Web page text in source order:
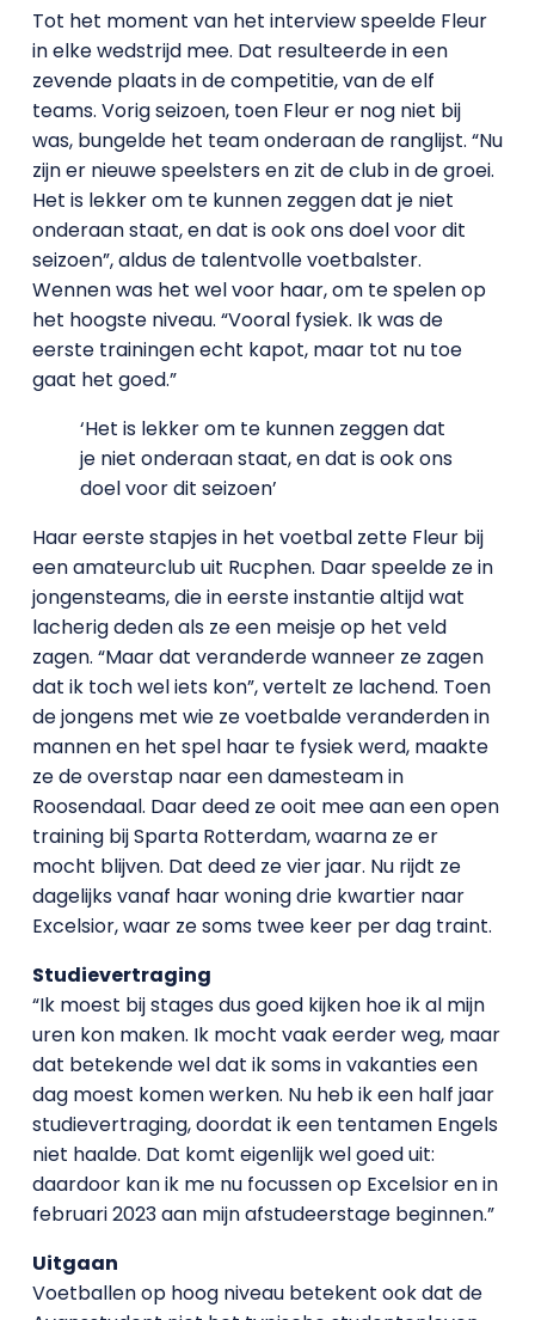
Tot het moment van het interview speelde Fleur
in elke wedstrijd mee. Dat resulteerde in een
zevende plaats in de competitie, van de elf
teams. Vorig seizoen, toen Fleur er nog niet bij
was, bungelde het team onderaan de ranglijst. “Nu
zijn er nieuwe speelsters en zit de club in de groei.
Het is lekker om te kunnen zeggen dat je niet
onderaan staat, en dat is ook ons doel voor dit
seizoen”, aldus de talentvolle voetbalster.
Wennen was het wel voor haar, om te spelen op
het hoogste niveau. “Vooral fysiek. Ik was de
eerste trainingen echt kapot, maar tot nu toe
gaat het goed.”
‘Het is lekker om te kunnen zeggen dat
je niet onderaan staat, en dat is ook ons
doel voor dit seizoen’
Haar eerste stapjes in het voetbal zette Fleur bij
een amateurclub uit Rucphen. Daar speelde ze in
jongensteams, die in eerste instantie altijd wat
lacherig deden als ze een meisje op het veld
zagen. “Maar dat veranderde wanneer ze zagen
dat ik toch wel iets kon”, vertelt ze lachend. Toen
de jongens met wie ze voetbalde veranderden in
mannen en het spel haar te fysiek werd, maakte
ze de overstap naar een damesteam in
Roosendaal. Daar deed ze ooit mee aan een open
training bij Sparta Rotterdam, waarna ze er
mocht blijven. Dat deed ze vier jaar. Nu rijdt ze
dagelijks vanaf haar woning drie kwartier naar
Excelsior, waar ze soms twee keer per dag traint.
Studievertraging
“Ik moest bij stages dus goed kijken hoe ik al mijn
uren kon maken. Ik mocht vaak eerder weg, maar
dat betekende wel dat ik soms in vakanties een
dag moest komen werken. Nu heb ik een half jaar
studievertraging, doordat ik een tentamen Engels
niet haalde. Dat komt eigenlijk wel goed uit:
daardoor kan ik me nu focussen op Excelsior en in
februari 2023 aan mijn afstudeerstage beginnen.”
Uitgaan
Voetballen op hoog niveau betekent ook dat de